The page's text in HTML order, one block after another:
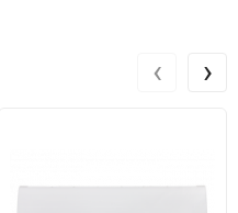
для нагрева, что позволяет
‹ ›